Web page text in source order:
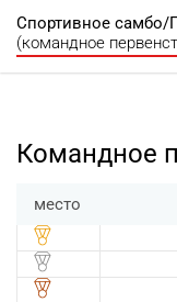
Спортивное самбо/
(командное
Командное
место